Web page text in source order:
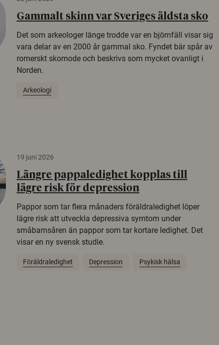
Gammalt skinn var Sveriges äldsta sko
Det som arkeologer länge trodde var en björnfäll visar sig
vara delar av en 2000 år gammal sko. Fyndet bär spår av
romerskt skomode och beskrivs som mycket ovanligt i
Norden.
Arkeologi
19 juni 2026
Längre pappaledighet kopplas till
lägre risk för depression
Pappor som tar flera månaders föräldraledighet löper
lägre risk att utveckla depressiva symtom under
småbarnsåren än pappor som tar kortare ledighet. Det
visar en ny svensk studie.
Föräldraledighet Depression Psykisk hälsa